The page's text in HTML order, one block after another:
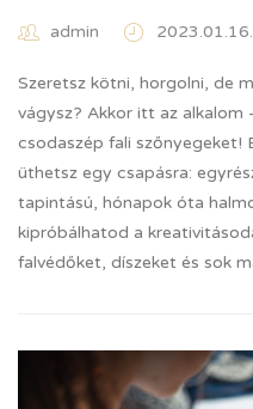
admin 2023.01.16.
Szeretsz kötni, horgolni, de
vágysz? Akkor itt az alkalom
csodaszép fali szőnyegeket!
üthetsz egy csapásra:
tapintású, hónapok óta
kipróbálhatod a
falvédőket, díszeket és sok